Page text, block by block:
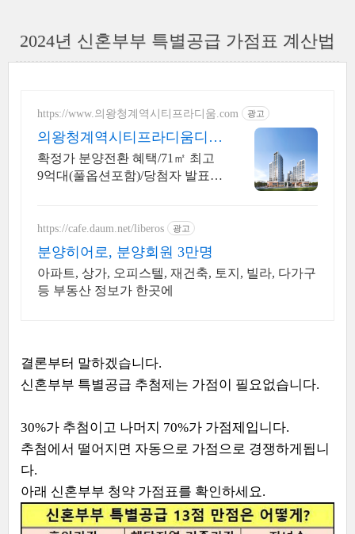
2024년 신혼부부 특별공급 가점표 계산법
https://www.의왕청계역시티프라디움.com 광고
의왕청계역시티프라디움디하
모니
확정가 분양전환 혜택/71㎡ 최고
9억대(풀옵션포함)/당첨자 발표 7.
https://cafe.daum.net/liberos 광고
분양히어로, 분양회원 3만명
아파트, 상가, 오피스텔, 재건축, 토지, 빌라, 다가구
등 부동산 정보가 한곳에
결론부터 말하겠습니다.
신혼부부 특별공급 추첨제는 가점이 필요없습니다.
30%가 추첨이고 나머지 70%가 가점제입니다.
추첨에서 떨어지면 자동으로 가점으로 경쟁하게됩니
다.
아래 신혼부부 청약 가점표를 확인하세요.